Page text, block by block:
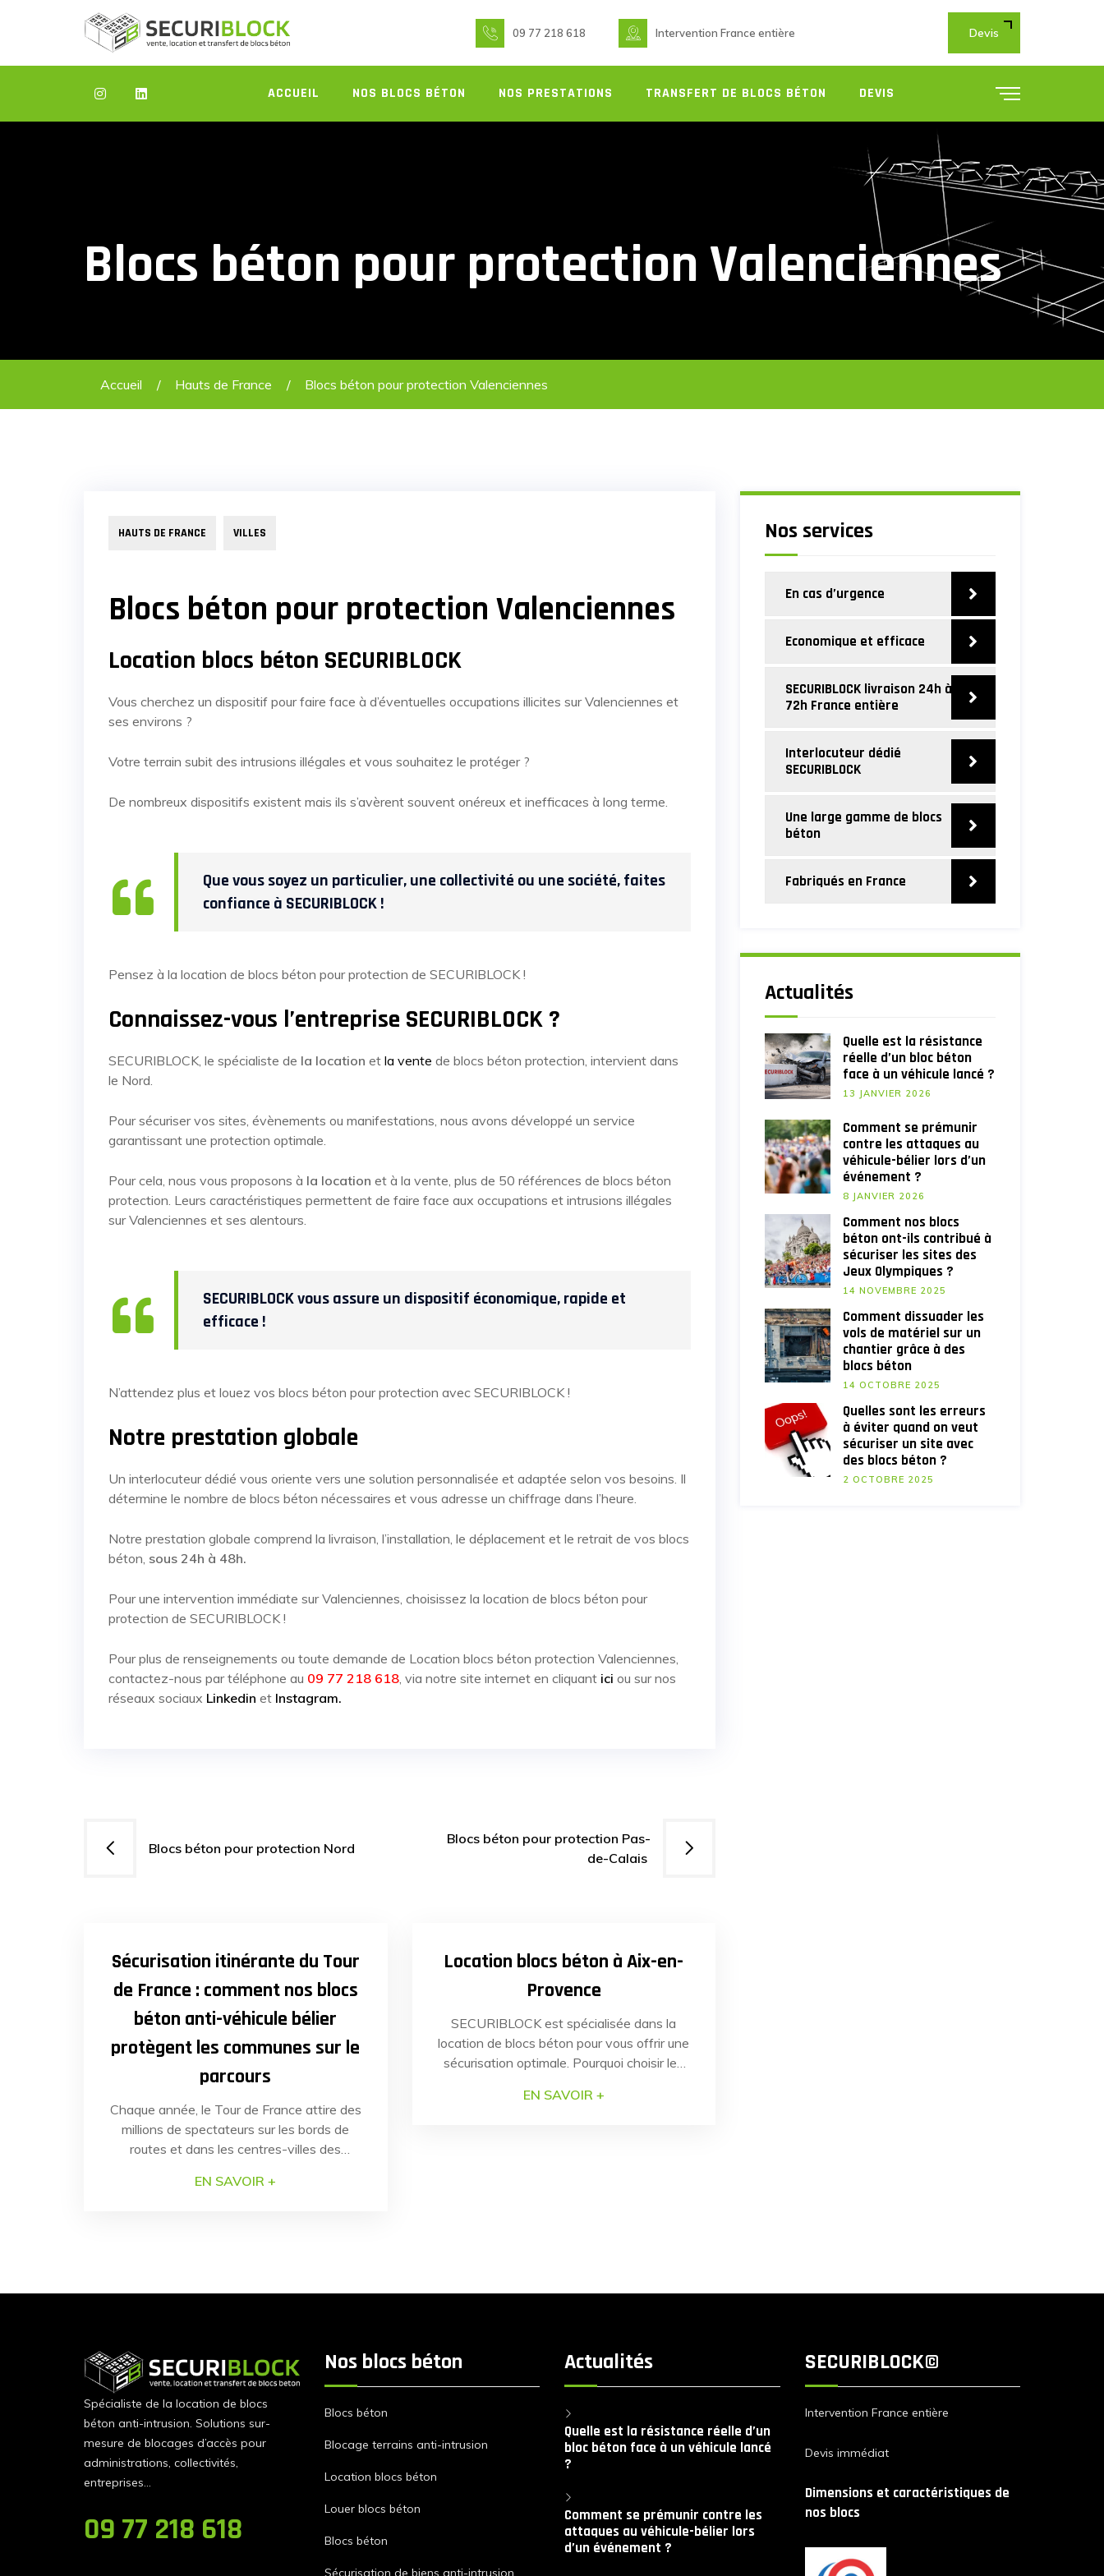
09 77 218 618 Intervention France entière Devis
ACCUEIL NOS BLOCS BÉTON NOS PRESTATIONS TRANSFERT DE BLOCS BÉTON DEVIS
Blocs béton pour protection Valenciennes
Accueil Hauts de France Blocs béton pour protection Valenciennes
HAUTS DE FRANCE VILLES
Blocs béton pour protection Valenciennes
Location blocs béton SECURIBLOCK
Vous cherchez un dispositif pour faire face à d’éventuelles occupations illicites sur Valenciennes et
ses environs ?
Votre terrain subit des intrusions illégales et vous souhaitez le protéger ?
De nombreux dispositifs existent mais ils s’avèrent souvent onéreux et inefficaces à long terme.
Que vous soyez un particulier, une collectivité ou une société, faites
confiance à SECURIBLOCK !
Pensez à la location de blocs béton pour protection de SECURIBLOCK !
Connaissez-vous l’entreprise SECURIBLOCK ?
SECURIBLOCK, le spécialiste de la location et la vente de blocs béton protection, intervient dans
le Nord.
Pour sécuriser vos sites, évènements ou manifestations, nous avons développé un service
garantissant une protection optimale.
Pour cela, nous vous proposons à la location et à la vente, plus de 50 références de blocs béton
protection. Leurs caractéristiques permettent de faire face aux occupations et intrusions illégales
surValenciennes et ses alentours.
SECURIBLOCK vous assure un dispositif économique, rapide et
efficace !
N’attendez plus et louez vos blocs béton pour protection avec SECURIBLOCK !
Notre prestation globale
Un interlocuteur dédié vous oriente vers une solution personnalisée et adaptée selon vos besoins. Il
détermine le nombre de blocs béton nécessaires et vous adresse un chiffrage dans l’heure.
Notre prestation globale comprend la livraison, l’installation, le déplacement et le retrait de vos blocs
béton, sous 24h à 48h.
Pour une intervention immédiate surValenciennes, choisissez la location de blocs béton pour
protection de SECURIBLOCK !
Pour plus de renseignements ou toute demande de Location blocs béton protection Valenciennes,
contactez-nous par téléphone au 09 77 218 618, via notre site internet en cliquant ici ou sur nos
réseaux sociaux Linkedin et Instagram.
Navigation
Blocs béton pour protection Nord
Blocs béton pour protection Pas-
de-Calais
Sécurisation itinérante du Tour
de France : comment nos blocs
béton anti-véhicule bélier
protègent les communes sur le
parcours
Chaque année, le Tour de France attire des
millions de spectateurs sur les bords de
routes et dans les centres-villes des
sécurité de plusieurs communes de la
EN SAVOIR +
Location blocs béton à Aix-en-
Provence
SECURIBLOCK est spécialisée dans la
location de blocs béton pour vous offrir une
sécurisation optimale. Pourquoi choisir les
béton anti-intrusion sont conçus pour une
EN SAVOIR +
Nos services
En cas d’urgence
Economique et efficace
SECURIBLOCK livraison 24h à
72h France entière
Interlocuteur dédié
SECURIBLOCK
Une large gamme de blocs
béton
Fabriqués en France
Actualités
Quelle est la résistance
réelle d’un bloc béton
face à un véhicule lancé ?
13 JANVIER 2026
Comment se prémunir
contre les attaques au
véhicule-bélier lors d’un
événement ?
8 JANVIER 2026
Comment nos blocs
béton ont-ils contribué à
sécuriser les sites des
Jeux Olympiques ?
14 NOVEMBRE 2025
Comment dissuader les
vols de matériel sur un
chantier grâce à des
blocs béton
14 OCTOBRE 2025
Quelles sont les erreurs
à éviter quand on veut
sécuriser un site avec
des blocs béton ?
2 OCTOBRE 2025
Spécialiste de la location de blocs
béton anti-intrusion. Solutions sur-
mesure de blocages d’accès pour
administrations, collectivités,
entreprises…
09 77 218 618
Nos blocs béton
Blocs béton
Blocage terrains anti-intrusion
Location blocs béton
Louer blocs béton
Blocs béton
Sécurisation de biens anti-intrusion
Actualités
Quelle est la résistance réelle d’un
bloc béton face à un véhicule lancé
?
Comment se prémunir contre les
attaques au véhicule-bélier lors
d’un événement ?
SECURIBLOCK©
Intervention France entière
Devis immédiat
Dimensions et caractéristiques de
nos blocs